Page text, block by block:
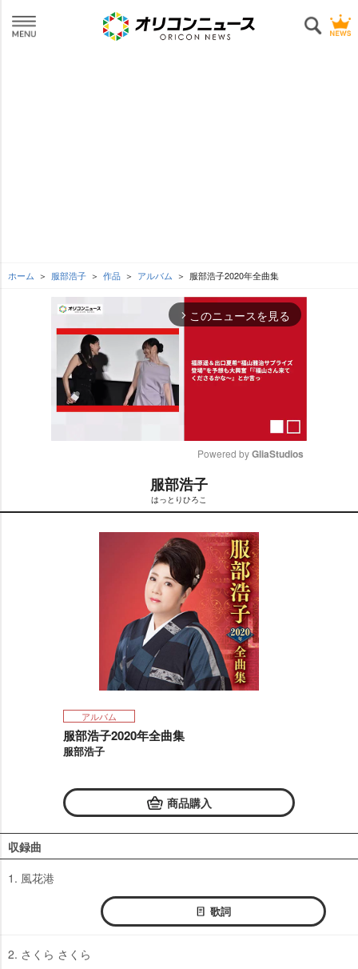
ホーム 服部浩子 作品 アルバム 服部浩子2020年全曲集
arrow_forward_ios このニュースを見る
t
e
Powered by GliaStudios
服部浩子
はっとりひろこ
アルバム
服部浩子2020年全曲集
服部浩子
商品購入
収録曲
1. 風花港
歌詞
2. さくら さくら